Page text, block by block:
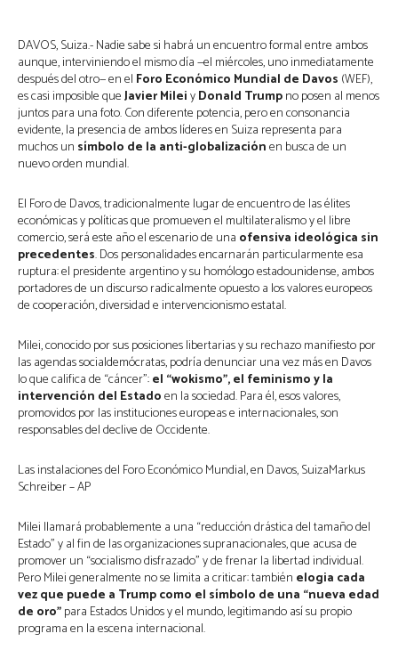
DAVOS, Suiza.- Nadie sabe si habrá un encuentro formal entre ambos
aunque, interviniendo el mismo día —el miércoles, uno inmediatamente
después del otro— en el Foro Económico Mundial de Davos (WEF),
es casi imposible queJavier MileiyDonald Trumpno posen al menos
juntos para una foto. Con diferente potencia, pero en consonancia
evidente, la presencia de ambos líderes en Suiza representa para
muchos un símbolo de la anti-globalizaciónen busca de un
nuevo orden mundial.
El Foro de Davos, tradicionalmente lugar de encuentro de las élites
económicas y políticas que promueven el multilateralismo y el libre
comercio, será este año el escenario de una ofensiva ideológica sin
precedentes. Dos personalidades encarnarán particularmente esa
ruptura: el presidente argentino y su homólogo estadounidense, ambos
portadores de un discurso radicalmente opuesto a los valores europeos
de cooperación, diversidad e intervencionismo estatal.
Milei, conocido por sus posiciones libertarias y su rechazo manifiesto por
las agendas socialdemócratas, podría denunciar una vez más en Davos
lo que califica de “cáncer”:el “wokismo”, el feminismo y la
intervención del Estadoen la sociedad. Para él, esos valores,
promovidos por las instituciones europeas e internacionales, son
responsables del declive de Occidente.
Las instalaciones del Foro Económico Mundial, en Davos, SuizaMarkus
Schreiber – AP
Milei llamará probablemente a una “reducción drástica del tamaño del
Estado” y al fin de las organizaciones supranacionales, que acusa de
promover un “socialismo disfrazado” y de frenar la libertad individual.
Pero Milei generalmente no se limita a criticar: también elogia cada
vez que puede a Trump como el símbolo de una “nueva edad
de oro”para Estados Unidos y el mundo, legitimando así su propio
programa en la escena internacional.